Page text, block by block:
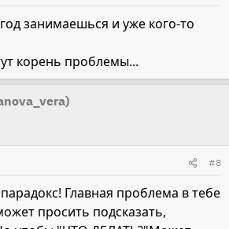
занимаешься и уже кого-то
корень проблемы...
#8
Главная проблема в тебе
просить подсказать,